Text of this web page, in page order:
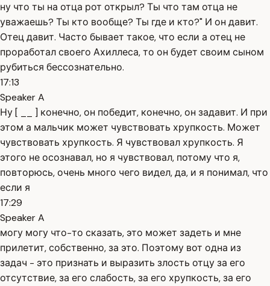
ну что ты на отца рот открыл? Ты что там отца не
уважаешь? Ты кто вообще? Ты где и кто?" И он давит.
Отец давит. Часто бывает такое, что если а отец не
проработал своего Ахиллеса, то он будет своим сыном
рубиться бессознательно.
17:13
Speaker A
Ну [ __ ] конечно, он победит, конечно, он задавит. И при
этом а мальчик может чувствовать хрупкость. Может
чувствовать хрупкость. Я чувствовал хрупкость. Я
этого не осознавал, но я чувствовал, потому что я,
повторюсь, очень много чего видел, да, и я понимал, что
если я
17:29
Speaker A
могу могу что-то сказать, это может задеть и мне
прилетит, собственно, за это. Поэтому вот одна из
задач - это признать и выразить злость отцу за его
отсутствие, за его слабость, за его хрупкость, за его